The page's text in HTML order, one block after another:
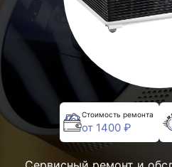
Стоимость ремонта
от 1400 ₽